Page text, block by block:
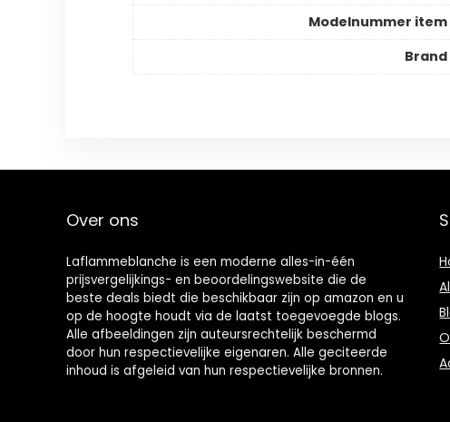
Modelnummer item
Brand
Over ons
Laflammeblanche is een moderne alles-in-één
prijsvergelijkings- en beoordelingswebsite die de
beste deals biedt die beschikbaar zijn op amazon en u
op de hoogte houdt via de laatst toegevoegde blogs.
Alle afbeeldingen zijn auteursrechtelijk beschermd
door hun respectievelijke eigenaren. Alle geciteerde
inhoud is afgeleid van hun respectievelijke bronnen.